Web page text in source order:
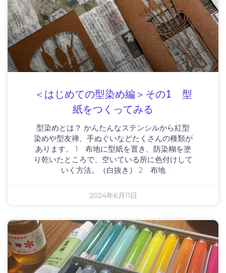
＜はじめての型染め編＞その1 型
紙をつくってみる
型染めとは？ かんたんなステンシルから紅型
染めや型友禅、手ぬぐいなどたくさんの種類が
あります。 1 布地に型紙を置き、防染糊を塗
り乾いたところで、空いている所に色付けして
いく方法。（白抜き） 2 布地
2024年6月11日